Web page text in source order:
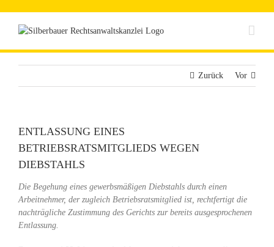
springen
Zurück Vor
ENTLASSUNG EINES
BETRIEBSRATSMITGLIEDS WEGEN
DIEBSTAHLS
Die Begehung eines gewerbsmäßigen Diebstahls durch einen
Arbeitnehmer, der zugleich Betriebsratsmitglied ist, rechtfertigt die
nachträgliche Zustimmung des Gerichts zur bereits ausgesprochenen
Entlassung.